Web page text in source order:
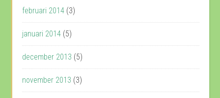
februari 2014 (3)
januari 2014 (5)
december 2013 (5)
november 2013 (3)